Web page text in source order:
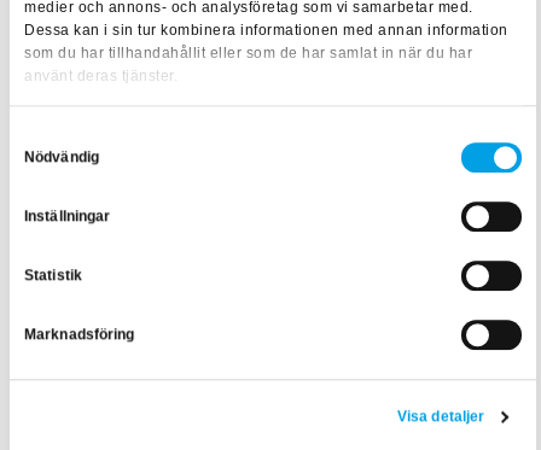
medier och annons- och analysföretag som vi samarbetar med.
Dessa kan i sin tur kombinera informationen med annan information
som du har tillhandahållit eller som de har samlat in när du har
använt deras tjänster.
Nödvändig
Inställningar
Statistik
Marknadsföring
Visa detaljer
du möjlighet följa utvecklingen i elbranschen och få en
djupare inblick i de förändringar som påverkar branschens
olika aktörer samtidigt som vi följer nya standarder, direktiv
Texten är skriven av:
, Content Creator inom